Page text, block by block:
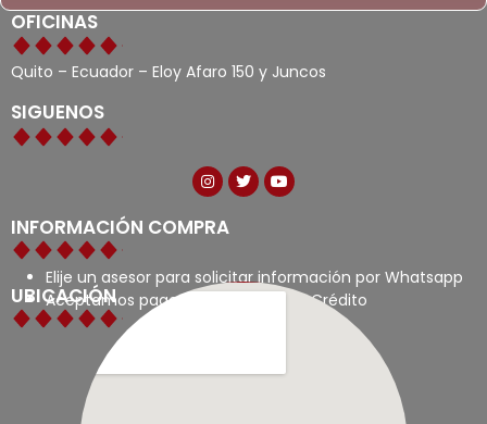
OFICINAS
Quito – Ecuador – Eloy Afaro 150 y Juncos
SIGUENOS
INFORMACIÓN COMPRA
Elije un asesor para solicitar información por Whatsapp
Aceptamos pagos con tarjetas de Crédito
UBICACIÓN